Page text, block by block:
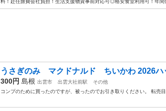
うさぎのみ マクドナルド ちいかわ 2026ハ
300円 島根 出雲市 出雲大社前駅
その他
コンプのために買ったのですが、被ったのでお引き取りください。 転売目